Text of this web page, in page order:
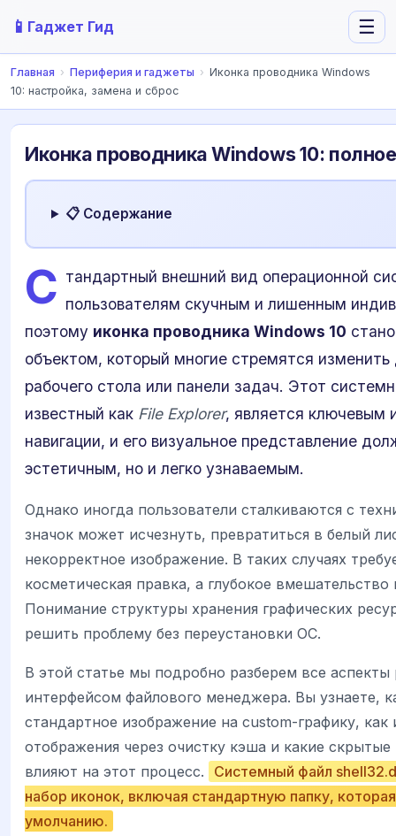
📱 Гаджет Гид ☰
Главная › Периферия и гаджеты › Иконка проводника Windows
10: настройка, замена и сброс
Иконка проводника Windows 10:
📋 Содержание
С тандартный внешний вид операционной
пользователям скучным и лишенным
поэтому иконка проводника Windows 10
объектом, который многие стремятся изменить
рабочего стола или панели задач. Этот
известный как File Explorer, является ключевым
навигации, и его визуальное представление
эстетичным, но и легко узнаваемым.
Однако иногда пользователи сталкиваются с
значок может исчезнуть, превратиться в белый
некорректное изображение. В таких случаях
косметическая правка, а глубокое
Понимание структуры хранения графических
решить проблему без переустановки ОС.
В этой статье мы подробно разберем все
интерфейсом файлового менеджера. Вы узнаете,
стандартное изображение на custom-графику,
отображения через очистку кэша и какие
влияют на этот процесс.
Системный файл
набор иконок, включая стандартную папку,
умолчанию.